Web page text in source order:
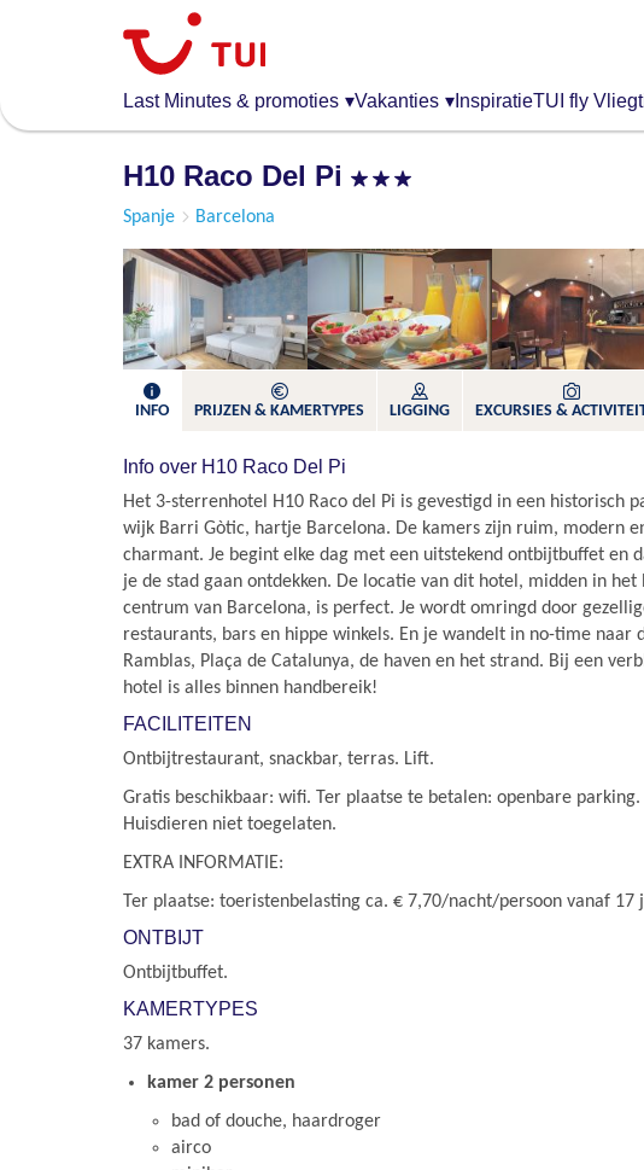
algemene
Last Minutes & promoties ▾Vakanties ▾ InspiratieTUI fly
H10 Raco Del Pi
Spanje Barcelona
INFO PRIJZEN & KAMERTYPES LIGGING EXCURSIES &
Info over H10 Raco Del Pi
Het 3-sterrenhotel H10 Raco del Pi is gevestigd in een historisch
wijk Barri Gòtic, hartje Barcelona. De kamers zijn ruim, modern
charmant. Je begint elke dag met een uitstekend ontbijtbuffet en
je de stad gaan ontdekken. De locatie van dit hotel, midden in het
centrum van Barcelona, is perfect. Je wordt omringd door
restaurants, bars en hippe winkels. En je wandelt in no-time naar
Ramblas, Plaça de Catalunya, de haven en het strand. Bij een
hotel is alles binnen handbereik!
FACILITEITEN
Ontbijtrestaurant, snackbar, terras. Lift.
Gratis beschikbaar: wifi. Ter plaatse te betalen: openbare parking.
Huisdieren niet toegelaten.
EXTRA INFORMATIE:
Ter plaatse: toeristenbelasting ca. € 7,70/nacht/persoon vanaf 17
ONTBIJT
Ontbijtbuffet.
KAMERTYPES
37 kamers.
kamer 2 personen
bad of douche, haardroger
airco